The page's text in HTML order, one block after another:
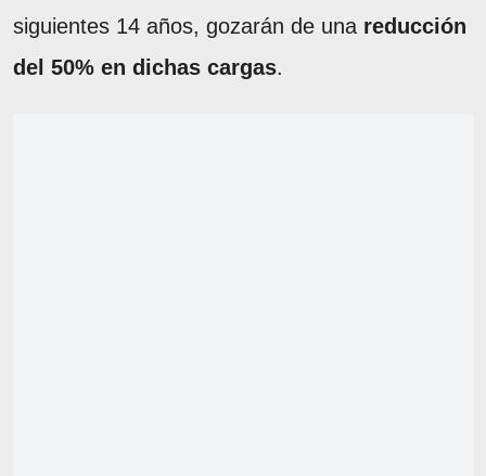
siguientes 14 años, gozarán de una reducción
del 50% en dichas cargas.